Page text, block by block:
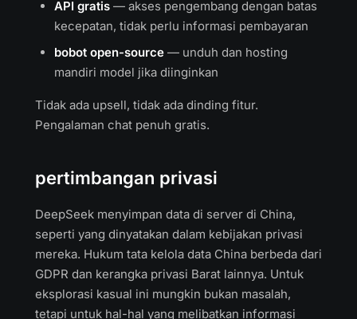
API gratis — akses pengembang dengan batas
kecepatan, tidak perlu informasi pembayaran
bobot open-source — unduh dan hosting
mandiri model jika diinginkan
Tidak ada upsell, tidak ada dinding fitur.
Pengalaman chat penuh gratis.
pertimbangan privasi
DeepSeek menyimpan data di server di China,
seperti yang dinyatakan dalam kebijakan privasi
mereka. Hukum tata kelola data China berbeda dari
GDPR dan kerangka privasi Barat lainnya. Untuk
eksplorasi kasual ini mungkin bukan masalah,
tetapi untuk hal-hal yang melibatkan informasi